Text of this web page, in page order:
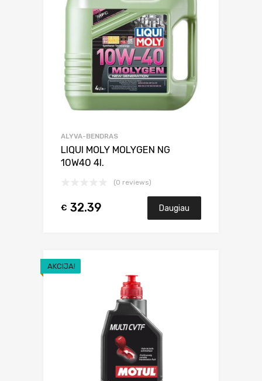
ALYVA-BENDRAS
LIQUI MOLY MOLYGEN NG
10W40 4l.
(0 reviews)
€ 32.39 Daugiau
AKCIJA!